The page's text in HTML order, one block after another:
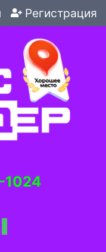
Регистрация